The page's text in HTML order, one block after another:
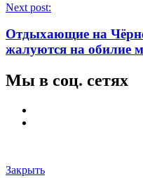
Next post:
Отдыхающие на
жалуются на обилие
Мы в соц. сетях
Закрыть